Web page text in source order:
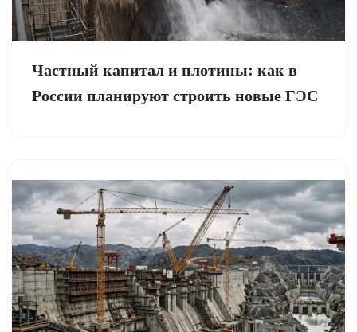
Частный капитал и плотины: как в
России планируют строить новые ГЭС